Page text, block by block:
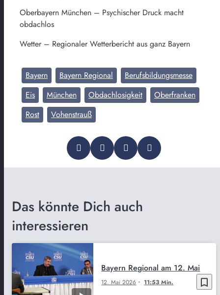
Oberbayern München – Psychischer Druck macht
obdachlos
Wetter – Regionaler Wetterbericht aus ganz Bayern
Bayern Bayern Regional
Berufsbildungsmesse
Eis
München Obdachlosigkeit
Oberfranken
Rost
Vohenstrauß
Das könnte Dich auch
interessieren
bookmark_border
12. Mai 2026 11:53 Min.
Bayern Regional am 12. Mai